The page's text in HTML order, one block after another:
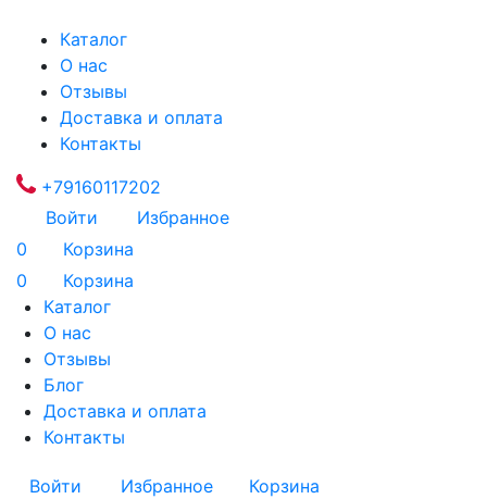
Каталог
О нас
Отзывы
Доставка и оплата
Контакты
+79160117202
Войти
Избранное
0
Корзина
0
Корзина
Каталог
О нас
Отзывы
Блог
Доставка и оплата
Контакты
Войти Избранное Корзина